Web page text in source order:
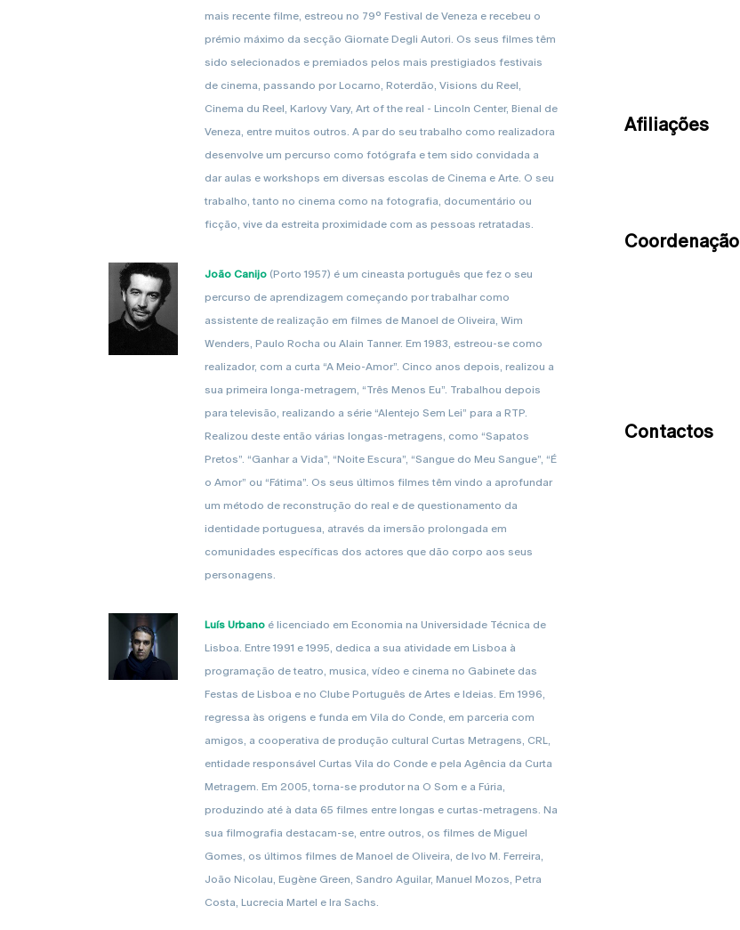
mais recente filme, estreou no 79º Festival de Veneza e recebeu o
prémio máximo da secção Giornate Degli Autori. Os seus filmes têm
sido selecionados e premiados pelos mais prestigiados festivais
de cinema, passando por Locarno, Roterdão, Visions du Reel,
Cinema du Reel, Karlovy Vary, Art of the real - Lincoln Center, Bienal de
Veneza, entre muitos outros. A par do seu trabalho como realizadora
desenvolve um percurso como fotógrafa e tem sido convidada a
dar aulas e workshops em diversas escolas de Cinema e Arte. O seu
trabalho, tanto no cinema como na fotografia, documentário ou
ficção, vive da estreita proximidade com as pessoas retratadas.
João Canijo (Porto 1957) é um cineasta português que fez o seu
percurso de aprendizagem começando por trabalhar como
assistente de realização em filmes de Manoel de Oliveira, Wim
Wenders, Paulo Rocha ou Alain Tanner. Em 1983, estreou-se como
realizador, com a curta “A Meio-Amor”. Cinco anos depois, realizou a
sua primeira longa-metragem, “Três Menos Eu”. Trabalhou depois
para televisão, realizando a série “Alentejo Sem Lei” para a RTP.
Realizou deste então várias longas-metragens, como “Sapatos
Pretos”. “Ganhar a Vida”, “Noite Escura”, “Sangue do Meu Sangue”, “É
o Amor” ou “Fátima”. Os seus últimos filmes têm vindo a aprofundar
um método de reconstrução do real e de questionamento da
identidade portuguesa, através da imersão prolongada em
comunidades específicas dos actores que dão corpo aos seus
personagens.
Luís Urbano é licenciado em Economia na Universidade Técnica de
Lisboa. Entre 1991 e 1995, dedica a sua atividade em Lisboa à
programação de teatro, musica, vídeo e cinema no Gabinete das
Festas de Lisboa e no Clube Português de Artes e Ideias. Em 1996,
regressa às origens e funda em Vila do Conde, em parceria com
amigos, a cooperativa de produção cultural Curtas Metragens, CRL,
entidade responsável Curtas Vila do Conde e pela Agência da Curta
Metragem. Em 2005, torna-se produtor na O Som e a Fúria,
produzindo até à data 65 filmes entre longas e curtas-metragens. Na
sua filmografia destacam-se, entre outros, os filmes de Miguel
Gomes, os últimos filmes de Manoel de Oliveira, de Ivo M. Ferreira,
João Nicolau, Eugène Green, Sandro Aguilar, Manuel Mozos, Petra
Costa, Lucrecia Martel e Ira Sachs.
Contactos
Afiliações
Coordenação